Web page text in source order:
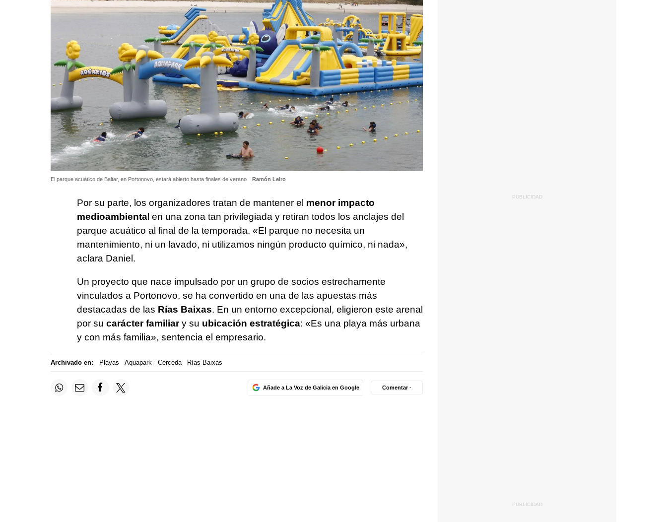
El parque acuático de Baltar, en Portonovo, estará abierto hasta finales de verano Ramón Leiro
Por su parte, los organizadores tratan de mantener el menor impacto
medioambiental en una zona tan privilegiada y retiran todos los anclajes del
parque acuático al final de la temporada. «El parque no necesita un
mantenimiento, ni un lavado, ni utilizamos ningún producto químico, ni nada»,
aclara Daniel.
Un proyecto que nace impulsado por un grupo de socios estrechamente
vinculados a Portonovo, se ha convertido en una de las apuestas más
destacadas de las Rías Baixas. En un entorno excepcional, eligieron este arenal
por su carácter familiary su ubicación estratégica: «Es una playa más urbana
y con más familia», sentencia el empresario.
Archivado en: Playas Aquapark Cerceda Rías Baixas
Añade a La Voz de Galicia en Google Comentar ·